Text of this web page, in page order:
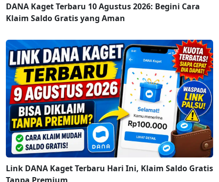
DANA Kaget Terbaru 10 Agustus 2026: Begini Cara
Klaim Saldo Gratis yang Aman
Link DANA Kaget Terbaru Hari Ini, Klaim Saldo Gratis